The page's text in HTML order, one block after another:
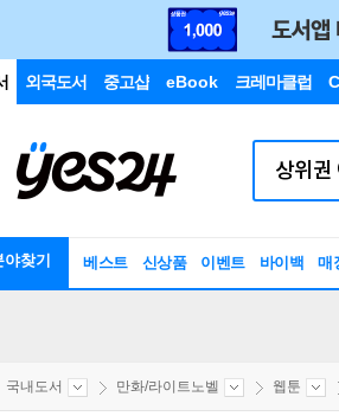
외국도서 중고샵 eBook 크레마클럽
찾기 베스트 신상품 이벤트 바이백 매
국내도서 만화/라이트노벨 웹툰